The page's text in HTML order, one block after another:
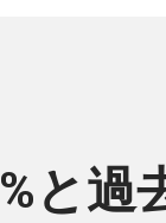
と過